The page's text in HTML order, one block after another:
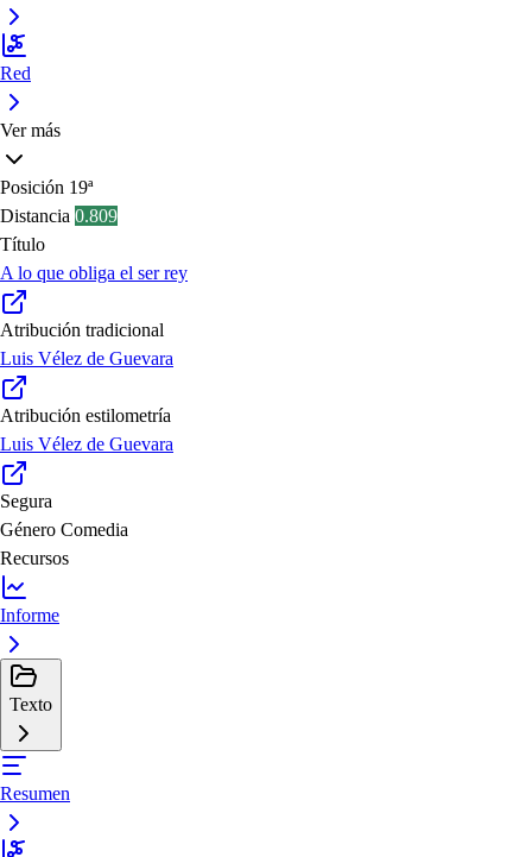
Red
Ver más
Posición 19ª
Distancia 0.809
Título
A lo que obliga el ser rey
Atribución tradicional
Luis Vélez de Guevara
Atribución estilometría
Luis Vélez de Guevara
Segura
Género Comedia
Recursos
Informe
Texto
Resumen